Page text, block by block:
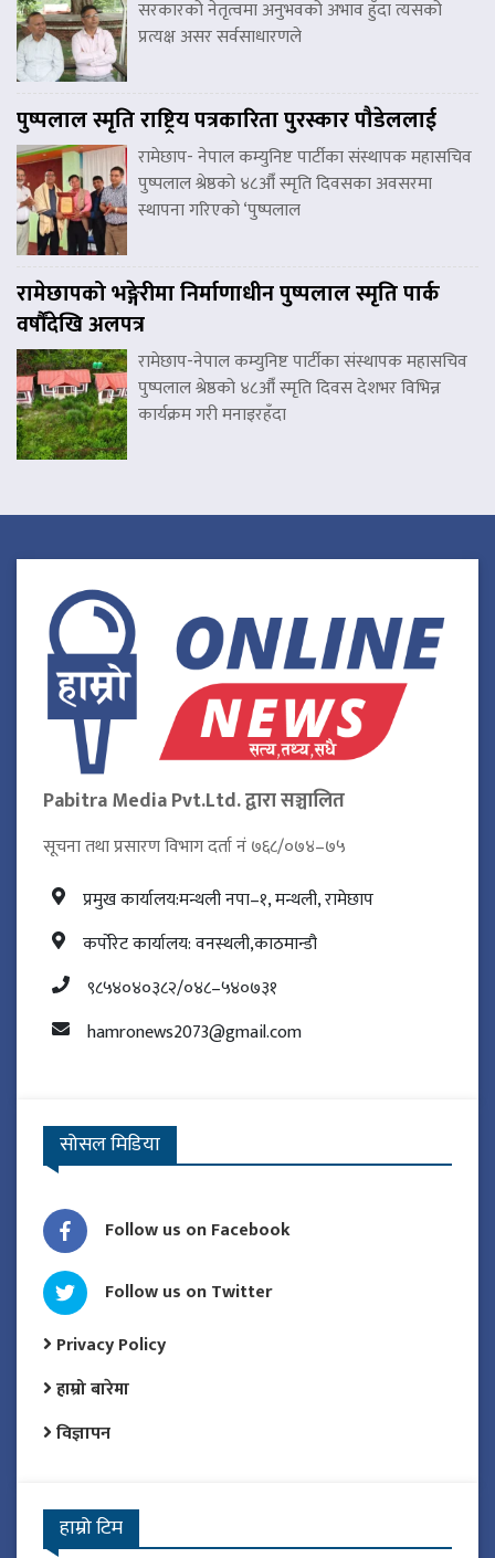
सरकारको नेतृत्वमा अनुभवको अभाव हुँदा त्यसको
प्रत्यक्ष असर सर्वसाधारणले
पुष्पलाल स्मृति राष्ट्रिय पत्रकारिता पुरस्कार पौडेललाई
रामेछाप- नेपाल कम्युनिष्ट पार्टीका संस्थापक महासचिव
पुष्पलाल श्रेष्ठको ४८औँ स्मृति दिवसका अवसरमा
स्थापना गरिएको ‘पुष्पलाल
रामेछापको भङ्गेरीमा निर्माणाधीन पुष्पलाल स्मृति पार्क
वर्षौंदेखि अलपत्र
रामेछाप-नेपाल कम्युनिष्ट पार्टीका संस्थापक महासचिव
पुष्पलाल श्रेष्ठको ४८औँ स्मृति दिवस देशभर विभिन्न
कार्यक्रम गरी मनाइरहँदा
Pabitra Media Pvt.Ltd. द्वारा सञ्चालित
सूचना तथा प्रसारण विभाग दर्ता नं ७६८/०७४–७५
प्रमुख कार्यालय:मन्थली नपा–१, मन्थली, रामेछाप
कर्पोरेट कार्यालय: वनस्थली,काठमान्डौ
९८५४०४०३८२/०४८–५४०७३१
hamronews2073@gmail.com
सोसल मिडिया
Follow us on Facebook
Follow us on Twitter
Privacy Policy
हाम्रो बारेमा
विज्ञापन
हाम्रो टिम